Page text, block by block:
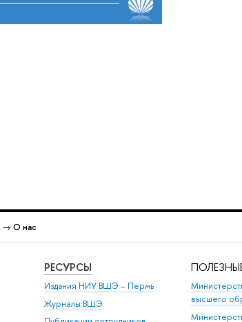
→ О нас
РЕСУРСЫ
Издания НИУ ВШЭ ­– Пермь
Журналы ВШЭ
высшего